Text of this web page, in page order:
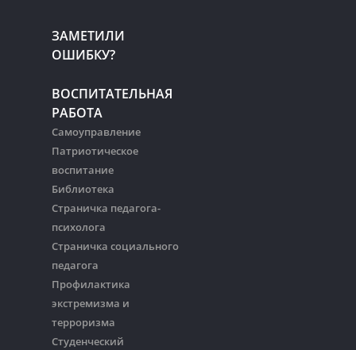
ЗАМЕТИЛИ
ОШИБКУ?
ВОСПИТАТЕЛЬНАЯ
РАБОТА
Самоуправление
Патриотическое
воспитание
Библиотека
Страничка педагога-
психолога
Страничка социального
педагога
Профилактика
экстремизма и
терроризма
Студенческий